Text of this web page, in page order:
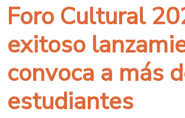
Foro Cultural
exitoso
convoca a más
estudiantes